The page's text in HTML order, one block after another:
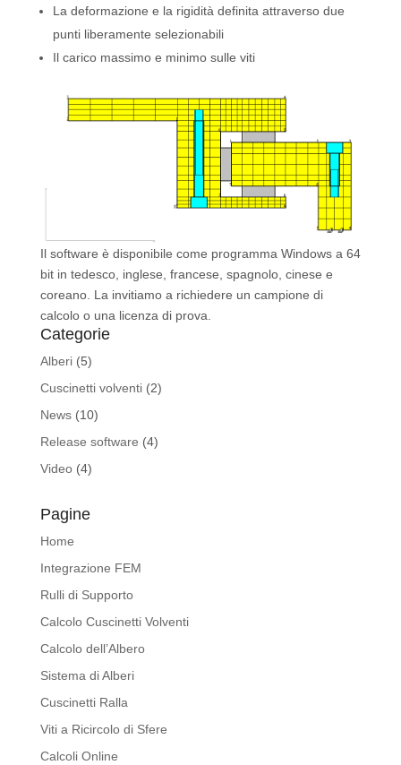
La deformazione e la rigidità definita attraverso due
punti liberamente selezionabili
Il carico massimo e minimo sulle viti
Il software è disponibile come programma Windows a 64
bit in tedesco, inglese, francese, spagnolo, cinese e
coreano. La invitiamo a richiedere un campione di
calcolo o una licenza di prova.
Categorie
Alberi(5)
Cuscinetti volventi(2)
News(10)
Release software (4)
Video(4)
Pagine
Home
Integrazione FEM
Rulli di Supporto
Calcolo Cuscinetti Volventi
Calcolo dell’Albero
Sistema di Alberi
Cuscinetti Ralla
Viti a Ricircolo di Sfere
Calcoli Online